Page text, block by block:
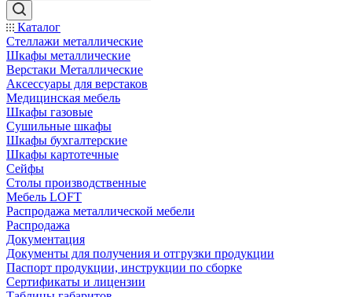
Каталог
Стеллажи металлические
Шкафы металлические
Верстаки Металлические
Аксессуары для верстаков
Медицинская мебель
Шкафы газовые
Сушильные шкафы
Шкафы бухгалтерские
Шкафы картотечные
Сейфы
Столы производственные
Мебель LOFT
Распродажа металлической мебели
Распродажа
Документация
Документы для получения и отгрузки продукции
Паспорт продукции, инструкции по сборке
Сертификаты и лицензии